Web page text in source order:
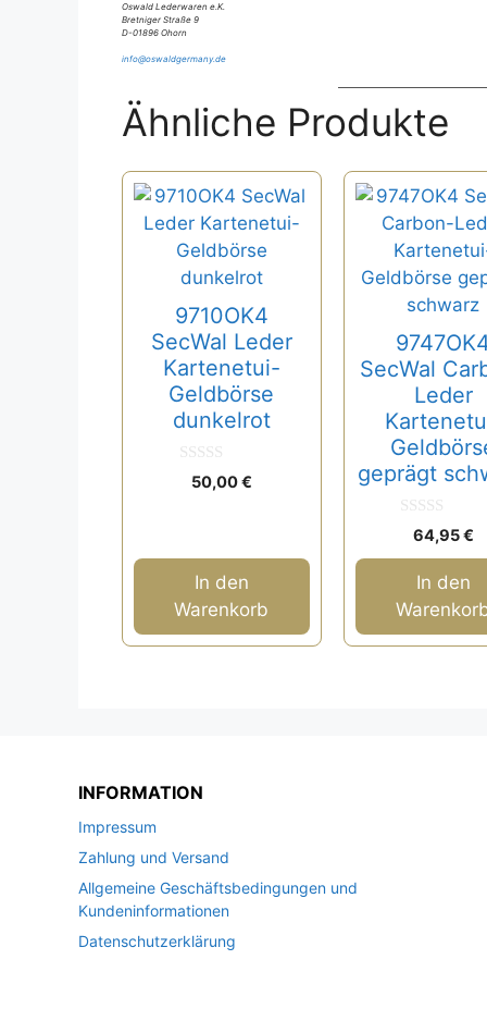
Oswald Lederwaren e.K.
Bretniger Straße 9
D-01896 Ohorn
info@oswaldgermany.de
Ähnliche Produkte
9710OK4
SecWal Leder
Kartenetui-
Geldbörse
dunkelrot
50,00€
In den
Warenkorb
SecWal
Leder
geprägt
o
64,95€
In den
INFORMATION
Impressum
Zahlung und Versand
Allgemeine Geschäftsbedingungen und
Kundeninformationen
Datenschutzerklärung